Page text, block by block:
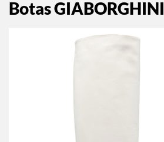
Botas GIABORGHINI